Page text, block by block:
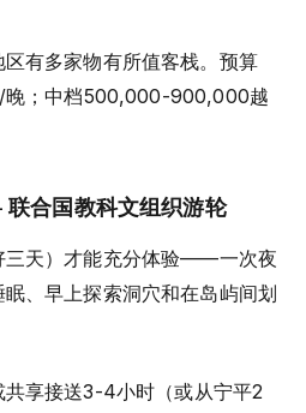
区有多家物有所值客栈。预算
；中档500,000-900,000越
合国教科文组织游轮
三天）才能充分体验——一次夜
、早上探索洞穴和在岛屿间划
共享接送3-4小时（或从宁平2